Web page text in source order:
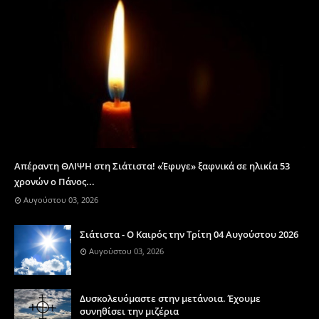
Απέραντη ΘΛΙΨΗ στη Σιάτιστα! «Έφυγε» ξαφνικά σε ηλικία 53
χρονών ο Πάνος...
Αυγούστου 03, 2026
Σιάτιστα - Ο Καιρός την Τρίτη 04 Αυγούστου 2026
Αυγούστου 03, 2026
Δυσκολευόμαστε στην μετάνοια. Έχουμε
συνηθίσει την μιζέρια